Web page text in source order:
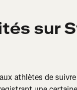
sur
athlètes de